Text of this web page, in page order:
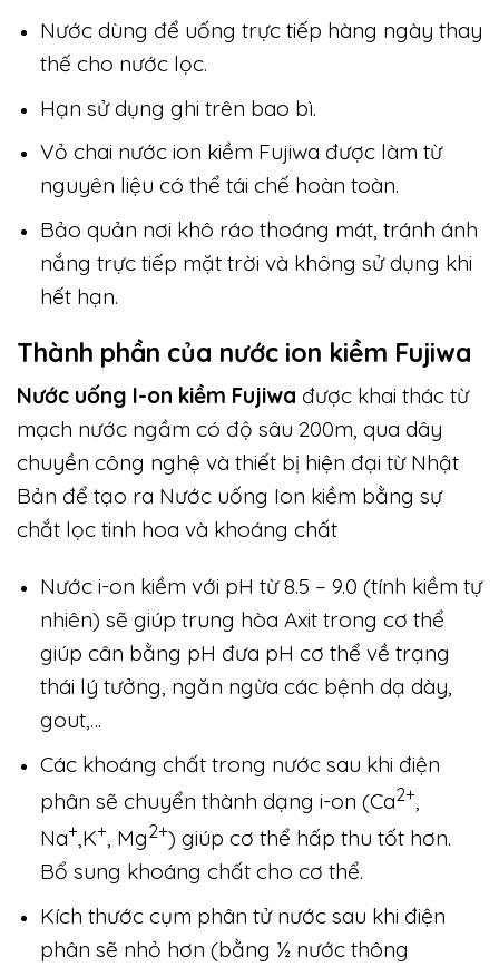
Nước dùng để uống trực tiếp hàng ngày thay
thế cho nước lọc.
Hạn sử dụng ghi trên bao bì.
Vỏ chai nước ion kiềm Fujiwa được làm từ
nguyên liệu có thể tái chế hoàn toàn.
Bảo quản nơi khô ráo thoáng mát, tránh ánh
nắng trực tiếp mặt trời và không sử dụng khi
hết hạn.
Thành phần của nước ion kiềm Fujiwa
Nước uống I-on kiềm Fujiwa được khai thác từ
mạch nước ngầm có độ sâu 200m, qua dây
chuyền công nghệ và thiết bị hiện đại từ Nhật
Bản để tạo ra Nước uống Ion kiềm bằng sự
chắt lọc tinh hoa và khoáng chất
Nước i-on kiềm với pH từ 8.5 – 9.0 (tính kiềm tự
nhiên) sẽ giúp trung hòa Axit trong cơ thể
giúp cân bằng pH đưa pH cơ thể về trạng
thái lý tưởng, ngăn ngừa các bệnh dạ dày,
gout,…
Các khoáng chất trong nước sau khi điện
phân sẽ chuyển thành dạng i-on (Ca2+,
Na+,K+, Mg2+) giúp cơ thể hấp thu tốt hơn.
Bổ sung khoáng chất cho cơ thể.
Kích thước cụm phân tử nước sau khi điện
phân sẽ nhỏ hơn (bằng ½ nước thông